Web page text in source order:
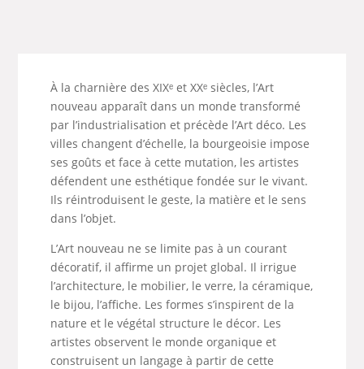
À la charnière des XIXᵉ et XXᵉ siècles, l’Art
nouveau apparaît dans un monde transformé
par l’industrialisation et précède l’Art déco. Les
villes changent d’échelle, la bourgeoisie impose
ses goûts et face à cette mutation, les artistes
défendent une esthétique fondée sur le vivant.
Ils réintroduisent le geste, la matière et le sens
dans l’objet.
L’Art nouveau ne se limite pas à un courant
décoratif, il affirme un projet global. Il irrigue
l’architecture, le mobilier, le verre, la céramique,
le bijou, l’affiche. Les formes s’inspirent de la
nature et le végétal structure le décor. Les
artistes observent le monde organique et
construisent un langage à partir de cette